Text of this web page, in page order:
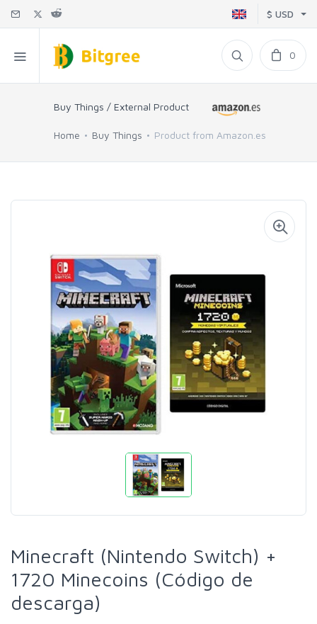
$ USD
0
Buy Things / External Product
Home Buy Things Product from Amazon.es
Minecraft (Nintendo Switch) +
1720 Minecoins (Código de
descarga)